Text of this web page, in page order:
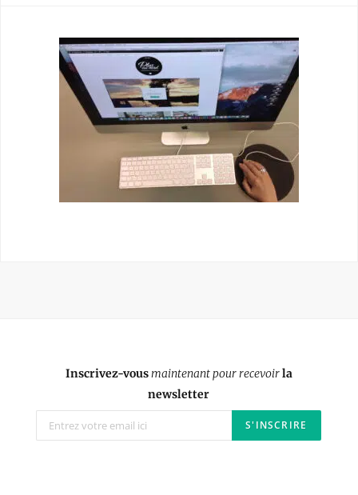
Inscrivez-vousmaintenant pour recevoirla
newsletter